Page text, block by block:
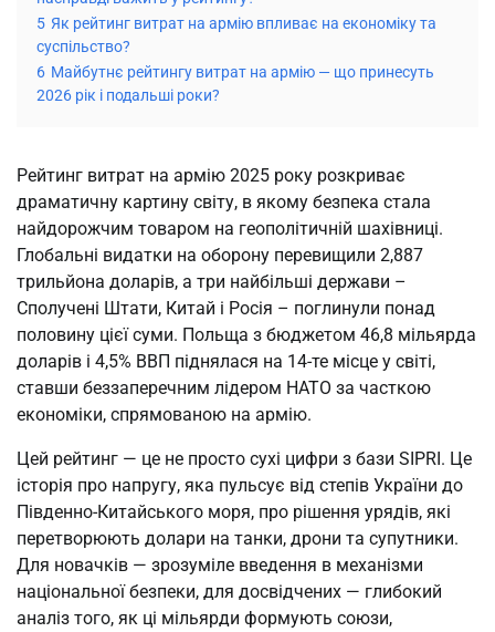
5 Як рейтинг витрат на армію впливає на економіку та
суспільство?
6 Майбутнє рейтингу витрат на армію — що принесуть
2026 рік і подальші роки?
Рейтинг витрат на армію 2025 року розкриває
драматичну картину світу, в якому безпека стала
найдорожчим товаром на геополітичній шахівниці.
Глобальні видатки на оборону перевищили 2,887
трильйона доларів, а три найбільші держави –
Сполучені Штати, Китай і Росія – поглинули понад
половину цієї суми. Польща з бюджетом 46,8 мільярда
доларів і 4,5% ВВП піднялася на 14-те місце у світі,
ставши беззаперечним лідером НАТО за часткою
економіки, спрямованою на армію.
Цей рейтинг — це не просто сухі цифри з бази SIPRI. Це
історія про напругу, яка пульсує від степів України до
Південно-Китайського моря, про рішення урядів, які
перетворюють долари на танки, дрони та супутники.
Для новачків — зрозуміле введення в механізми
національної безпеки, для досвідчених — глибокий
аналіз того, як ці мільярди формують союзи,